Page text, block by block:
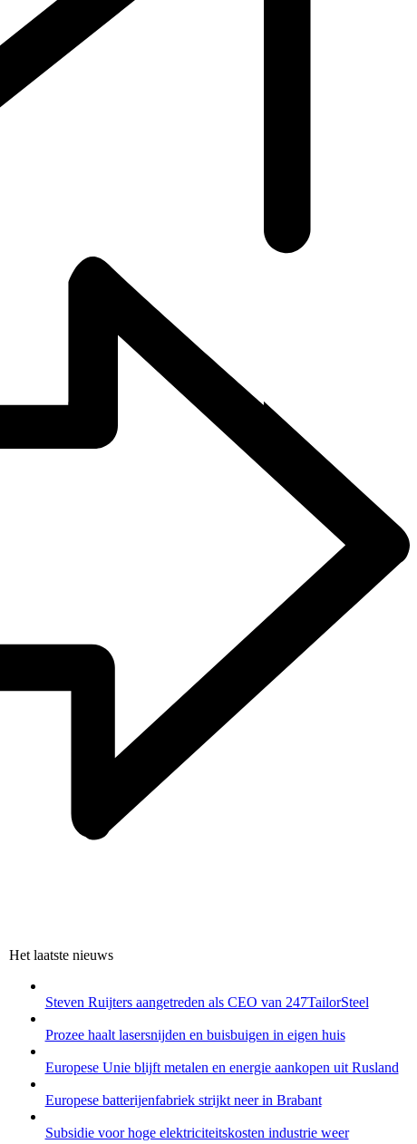
Het laatste nieuws
Steven Ruijters aangetreden als CEO van 247TailorSteel
Prozee haalt lasersnijden en buisbuigen in eigen huis
Europese Unie blijft metalen en energie aankopen uit Rusland
Europese batterijenfabriek strijkt neer in Brabant
Subsidie voor hoge elektriciteitskosten industrie weer